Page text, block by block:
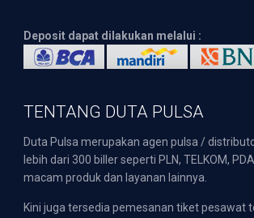
Deposit dapat dilakukan melalui :
TENTANG DUTA PULSA
Duta Pulsa merupakan agen pulsa /
lebih dari 300 biller seperti PLN, TELKOM,
macam produk dan layanan lainnya.
Kini juga tersedia pemesanan tiket pesawat